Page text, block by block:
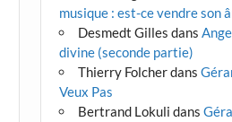
musique : est-ce vendre son
Desmedt Gilles dans
divine (seconde partie)
Thierry Folcherdans
Veux Pas
Bertrand Lokuli dans